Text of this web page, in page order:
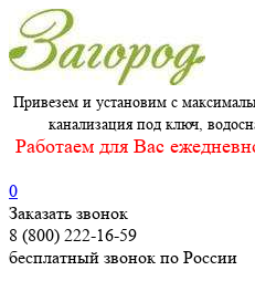
Привезем и установим с
канализация под ключ,
Работаем для Вас
0
Заказать звонок
8 (800) 222-16-59
бесплатный звонок по России